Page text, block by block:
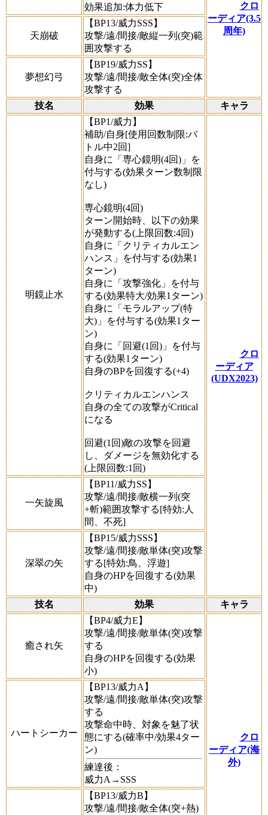
効果追加:体力低下
クロ
ーディア(3.5
周年)
天崩破
【BP13/威力SSS】
攻撃/遠/間接/敵縦一列(突)範
囲攻撃する
夢想幻弓
【BP19/威力SS】
攻撃/遠/間接/敵全体(突)全体
攻撃する
技名
効果 キャラ
明鏡止水
【BP1/威力】
補助/自身[使用回数制限:バ
トル中2回]
自身に「専心鏡明(4回)」を
付与する(効果ターン数制限
なし)
専心鏡明(4回)
ターン開始時、以下の効果
が発動する(上限回数:4回)
自身に「クリティカルエン
ハンス」を付与する(効果1
ターン)
自身に「攻撃強化」を付与
する(効果特大/効果1ターン)
自身に「モラルアップ(特
大)」を付与する(効果1ター
ン)
自身に「回避(1回)」を付与
する(効果1ターン)
自身のBPを回復する(+4)
クリティカルエンハンス
自身の全ての攻撃がCritical
になる
回避(1回)敵の攻撃を回避
し、ダメージを無効化する
(上限回数:1回)
クロ
ーディア
(UDX2023)
一矢旋風
【BP11/威力SS】
攻撃/遠/間接/敵横一列(突
+斬)範囲攻撃する[特効:人
間、不死]
深翠の矢
【BP15/威力SSS】
攻撃/遠/間接/敵単体(突)攻撃
する[特効:鳥、浮遊]
自身のHPを回復する(効果
中)
技名
効果 キャラ
癒され矢
【BP4/威力E】
攻撃/遠/間接/敵単体(突)攻撃
する
自身のHPを回復する(効果
小)
クロ
ーディア(海
外)
ハートシーカー
【BP13/威力A】
攻撃/遠/間接/敵単体(突)攻撃
する
攻撃命中時、対象を魅了状
態にする(確率中/効果4ター
ン)
練達後：
威力A→SSS
【BP13/威力B】
攻撃/遠/間接/敵全体(突+熱)